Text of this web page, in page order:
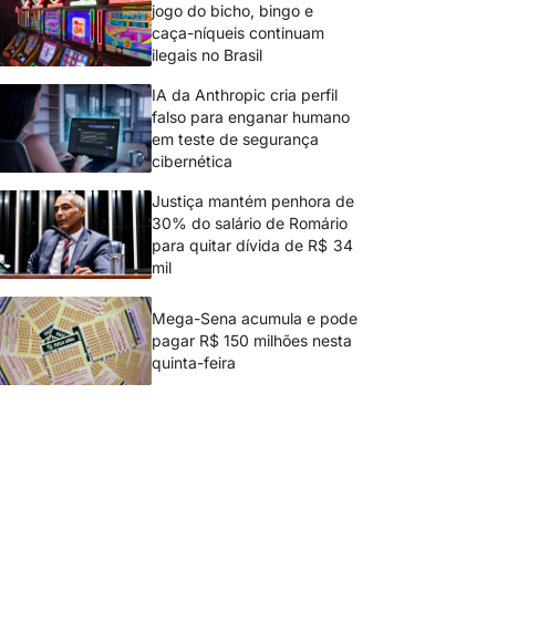
jogo do bicho, bingo e
caça-níqueis continuam
ilegais no Brasil
IA da Anthropic cria perfil
falso para enganar humano
em teste de segurança
cibernética
Justiça mantém penhora de
30% do salário de Romário
para quitar dívida de R$ 34
mil
Mega-Sena acumula e pode
pagar R$ 150 milhões nesta
quinta-feira